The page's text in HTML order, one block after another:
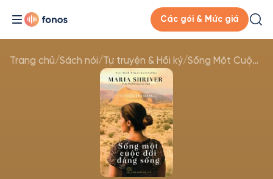
Các gói & Mức giá
Trang chủ/Sách nói/Tự truyện & Hồi ký/ Sống Một Cuộc Đời Đáng Sống